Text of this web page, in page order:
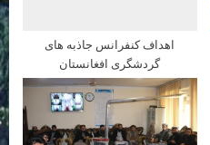
اهداف کنفرانس جاذبه های
گردشگری افغانستان